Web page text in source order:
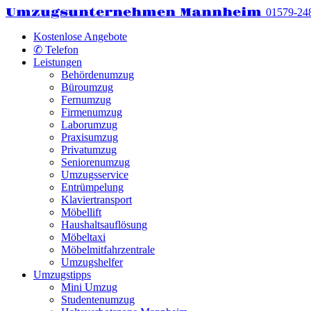
Umzugsunternehmen Mannheim 01579-
Kostenlose Angebote
✆ Telefon
Leistungen
Behördenumzug
Büroumzug
Fernumzug
Firmenumzug
Laborumzug
Praxisumzug
Privatumzug
Seniorenumzug
Umzugsservice
Entrümpelung
Klaviertransport
Möbellift
Haushaltsauflösung
Möbeltaxi
Möbelmitfahrzentrale
Umzugshelfer
Umzugstipps
Mini Umzug
Studentenumzug